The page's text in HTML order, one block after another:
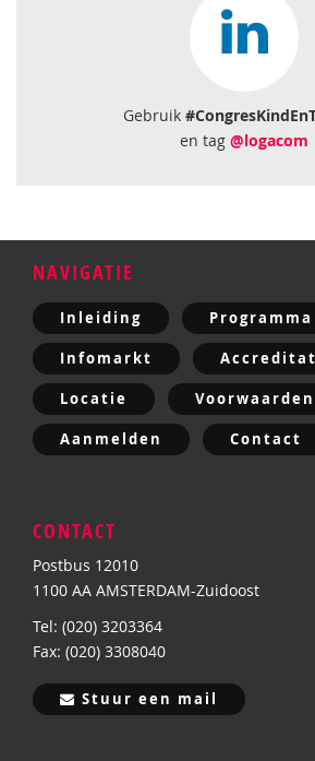
Gebruik
en tag @logacom
NAVIGATIE
Inleiding Programma
Infomarkt
Locatie Voorwaarden
Aanmelden Contact
CONTACT
Postbus 12010
1100 AA AMSTERDAM-Zuidoost
Tel: (020) 3203364
Fax: (020) 3308040
Stuur een mail